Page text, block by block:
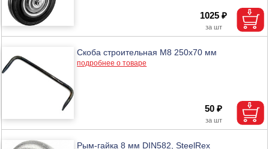
1025 ₽
Скоба строительная М8 250х70 мм
подробнее о товаре
50 ₽
Рым-гайка 8 мм DIN582, SteelRex